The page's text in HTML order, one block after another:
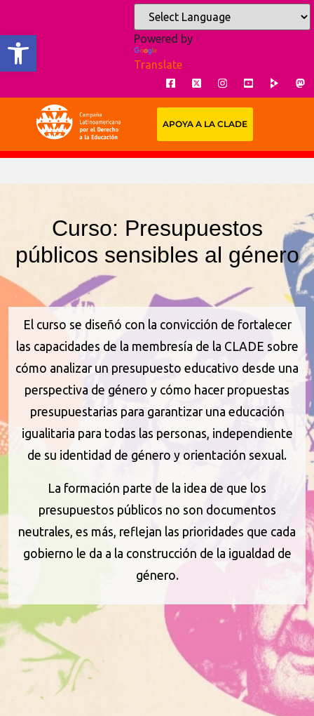
Open toolbarPowered by
Translate
APOYA A LA CLADE
Curso: Presupuestos
públicos sensibles al género
El curso se diseñó con la convicción de fortalecer
las capacidades de la membresía de la CLADE sobre
cómo analizar un presupuesto educativo desde una
perspectiva de género y cómo hacer propuestas
presupuestarias para garantizar una educación
igualitaria para todas las personas, independiente
de su identidad de género y orientación sexual.
La formación parte de la idea de que los
presupuestos públicos no son documentos
neutrales, es más, reflejan las prioridades que cada
gobierno le da a la construcción de la igualdad de
género.